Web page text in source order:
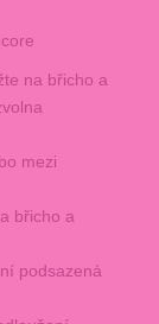
na břicho a
mezi
břicho a
podsazená